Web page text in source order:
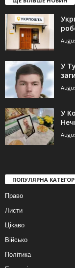
У
У
ПОПУЛЯРНА
Право
Листи
Цікаво
Військо
Політика